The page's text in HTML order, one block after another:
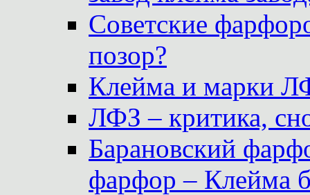
Советские
позор?
Клейма и марки
ЛФЗ – критика,
Барановский
фарфор – Клейма